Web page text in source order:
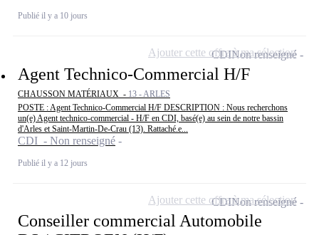
Publié il y a 10 jours
Agent Technico-Commercial H/F
CHAUSSON MATÉRIAUX - 13 - ARLES
POSTE : Agent Technico-Commercial H/F DESCRIPTION : Nous recherchons
un(e) Agent technico-commercial - H/F en CDI, basé(e) au sein de notre bassin
d'Arles et Saint-Martin-De-Crau (13). Rattaché.e...
CDI - Non renseigné
Publié il y a 12 jours
CDINon renseigné
Ajouter cette offre à ma sélection
Conseiller commercial Automobile
CDINon renseigné
Ajouter cette offre à ma sélection